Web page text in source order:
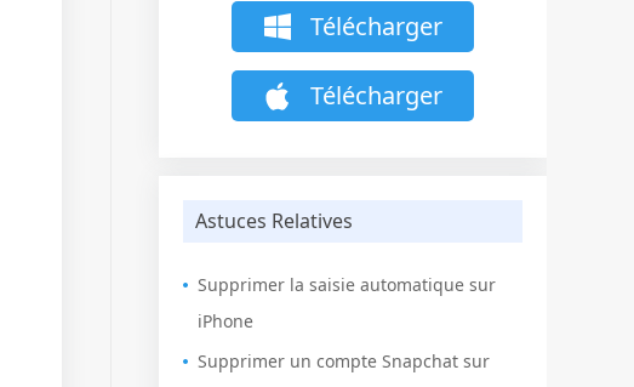
Télécharger
Télécharger
Astuces Relatives
Supprimer la saisie automatique sur
iPhone
Supprimer un compte Snapchat sur